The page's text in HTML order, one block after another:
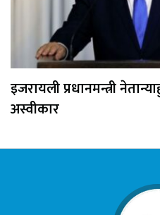
इजरायली प्रधानमन्त्री
अस्वीकार